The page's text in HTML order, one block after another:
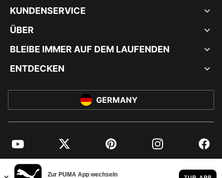
KUNDENSERVICE
ÜBER
BLEIBE IMMER AUF DEM LAUFENDEN
ENTDECKEN
GERMANY
YouTube Twitter Pinterest Instagram
© PUMA EUROPE GMBH, 2026. ALLE RECHTE VORBEHALTEN